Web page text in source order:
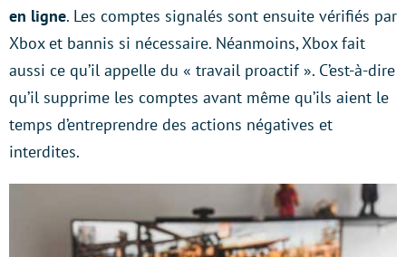
en ligne. Les comptes signalés sont ensuite vérifiés par
Xbox et bannis si nécessaire. Néanmoins, Xbox fait
aussi ce qu’il appelle du « travail proactif ». C’est-à-dire
qu’il supprime les comptes avant même qu’ils aient le
temps d’entreprendre des actions négatives et
interdites.